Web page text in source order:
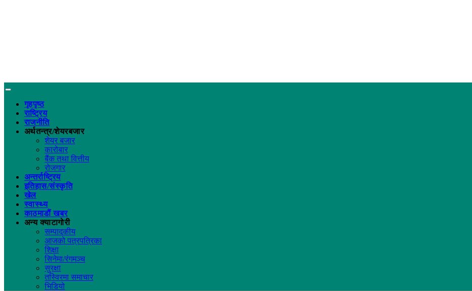
गृहपृष्ठ
राष्ट्रिय
राजनीति
अर्थतन्त्र/शेयरबजार
शेयर बजार
कारोबार
बैंक तथा वित्तीय
रोजगार
अन्तर्राष्ट्रिय
इतिहास/संस्कृति
खेल
स्वास्थ्य
काठमाडौं खबर
अन्य क्याटागोरी
सम्पादकीय
आजको पत्रपत्रिका
शिक्षा
सिनेमा/रंगमञ्च
सुरक्षा
तस्विरमा समाचार
भिडियो